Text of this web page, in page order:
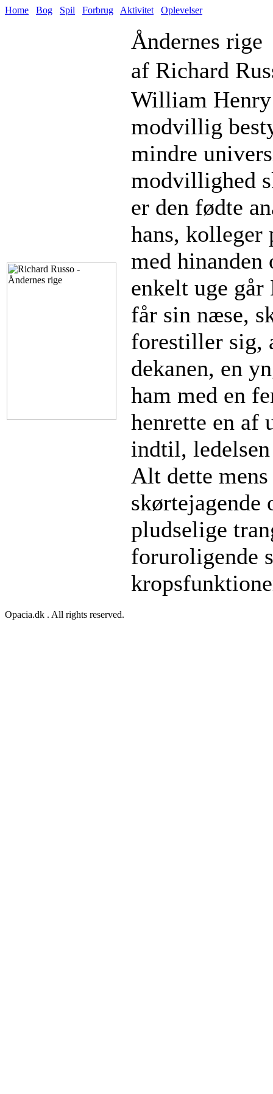
Home Bog Spil Forbrug Aktivitet Oplevelser
Åndernes rige
af Richard
William Henry
modvillig
mindre
modvillighed
er den fødte
hans,
med hinanden
enkelt uge
får sin næse,
forestiller sig,
dekanen, en
ham med en
henrette en af
indtil,
Alt dette
skørtejagende
pludselige
foruroligende
Opacia.dk . All rights reserved.